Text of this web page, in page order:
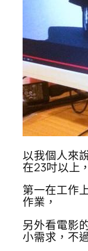
以我個人來
在23吋以上，
第一在工作
作業，
另外看電影
小需求，不